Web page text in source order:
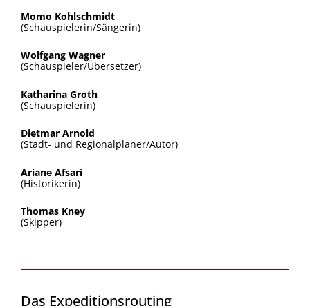
Momo Kohlschmidt
(Schauspielerin/Sängerin)
Wolfgang Wagner
(Schauspieler/Übersetzer)
Katharina Groth
(Schauspielerin)
Dietmar Arnold
(Stadt- und Regionalplaner/Autor)
Ariane Afsari
(Historikerin)
Thomas Kney
(Skipper)
Das Expeditionsrouting